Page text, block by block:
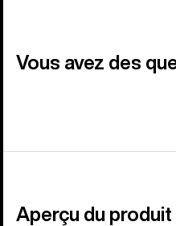
Vous avez des
Aperçu du produit